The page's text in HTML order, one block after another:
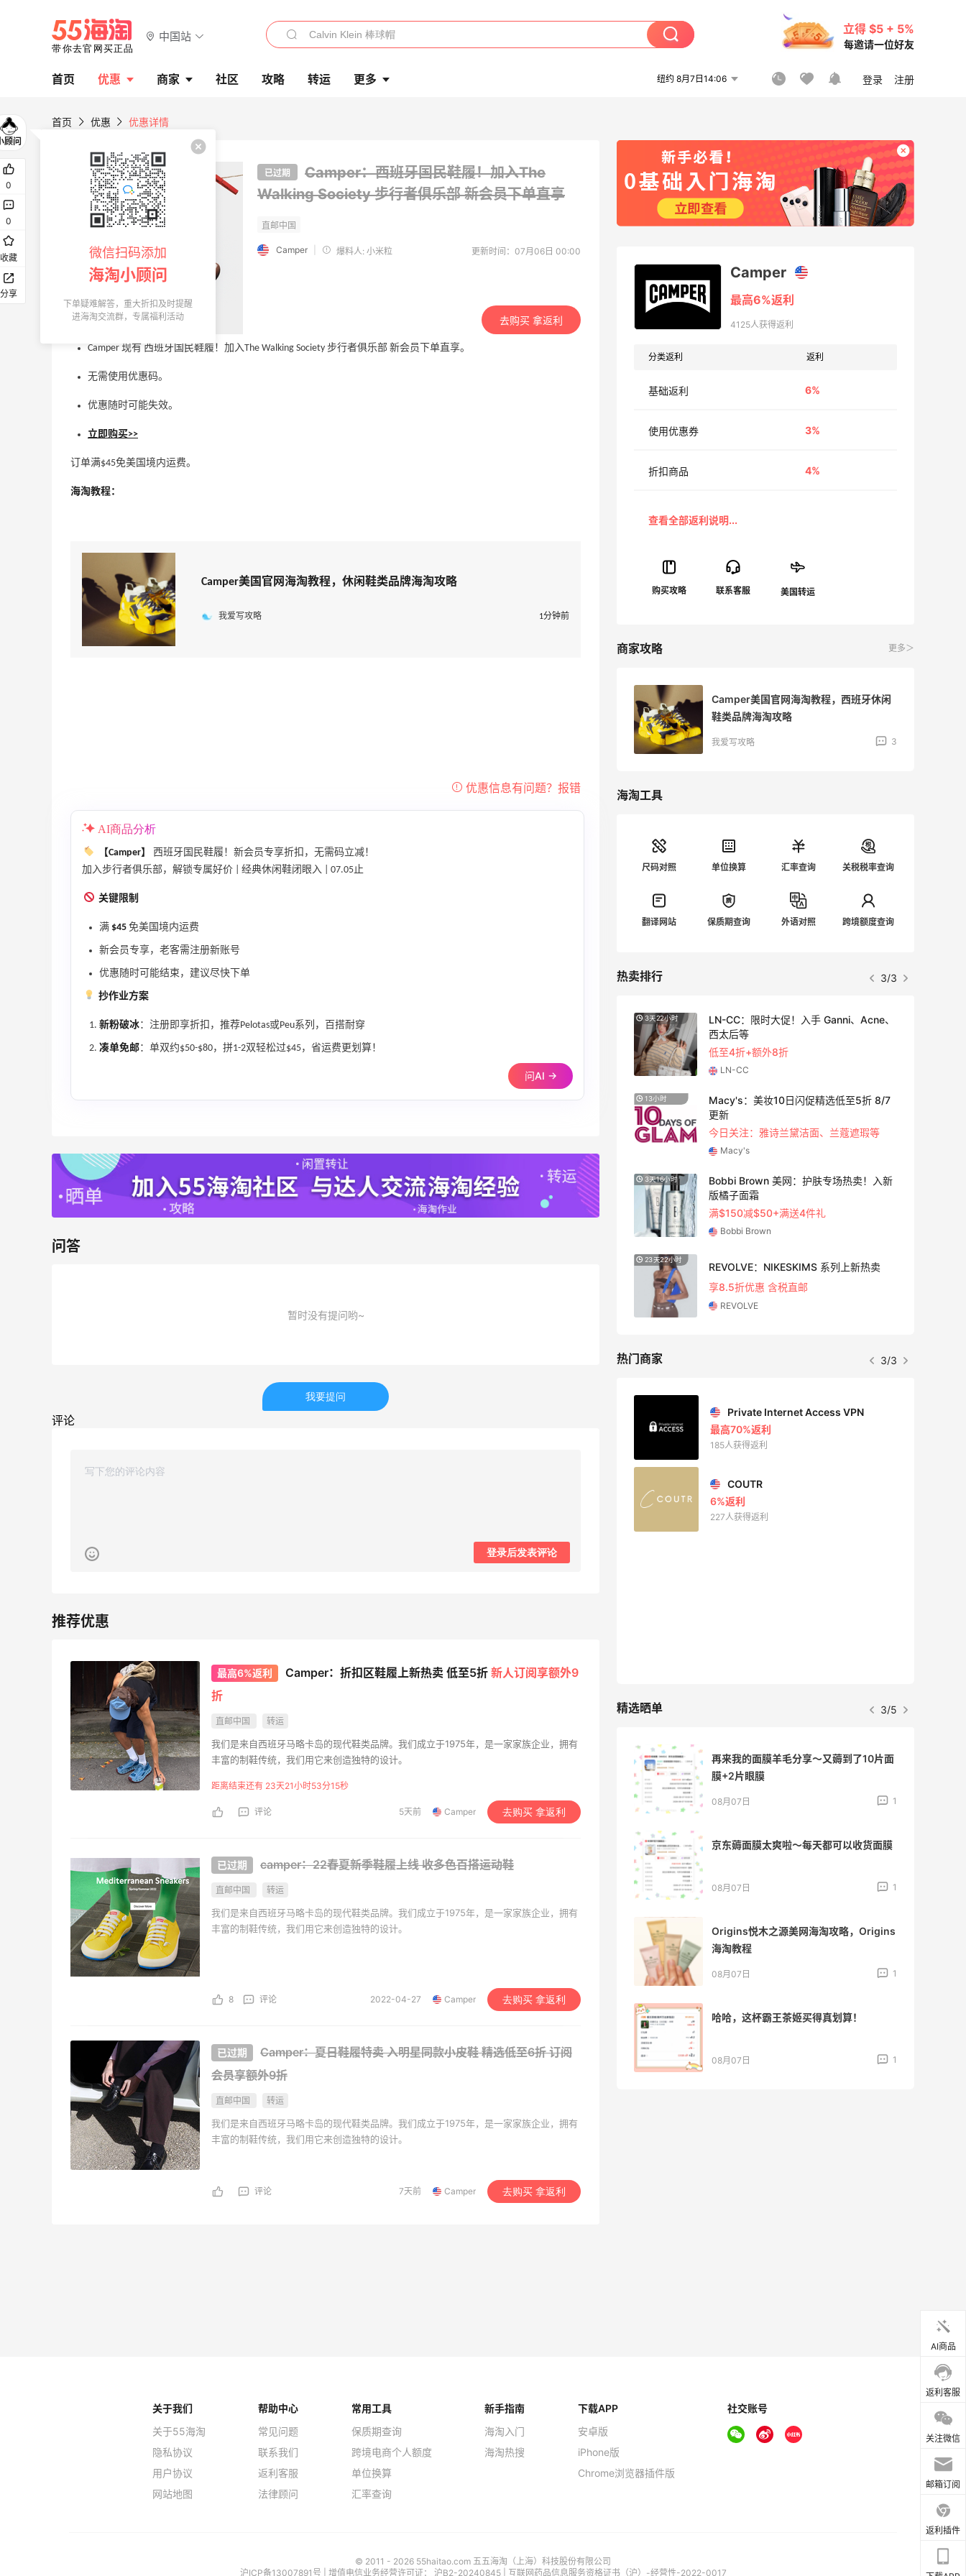
中国站
立得 $5 + 5%
每邀请一位好友
首页 优惠 商家 社区 攻略 转运 更多 纽约 8月7日14:06 登录 注册
首页 优惠 优惠详情
已过期
Camper：西班牙国民鞋履！加入The
Walking Society 步行者俱乐部新会员下单直享
Camper 爆料人: 小米粒 更新时间：07月06日 00:00
去购买 拿返利
Camper 现有 西班牙国民鞋履！加入The Walking Society 步行者俱乐部 新会员下单直享。
无需使用优惠码。
优惠随时可能失效。
立即购买>>
订单满$45免美国境内运费。
海淘教程：
Camper美国官网海淘教程，休闲鞋类品牌海淘攻略
我爱写攻略 1分钟前
AI商品分析
【Camper】
西班牙国民鞋履！新会员专享折扣，无需码立减！
加入步行者俱乐部，解锁专属好价 | 经典休闲鞋闭眼入 | 07.05止
关键限制
满 $45 免美国境内运费
新会员专享，老客需注册新账号
优惠随时可能结束，建议尽快下单
抄作业方案
新粉破冰：注册即享折扣，推荐Pelotas或Peu系列，百搭耐穿
凑单免邮：单双约$50-$80，拼1-2双轻松过$45，省运费更划算！
问AI →
问答
暂时没有提问哟~
我要提问
评论
登录后发表评论
最高6%返利 Camper：折扣区鞋履上新热卖 低至5折 新人订阅享额外9
折
直邮中国 转运
我们是来自西班牙马略卡岛的现代鞋类品牌。我们成立于1975年，是一家家族企业，拥有
丰富的制鞋传统，我们用它来创造独特的设计。
距离结束还有 23天21小时53分14秒
评论 5天前 Camper 去购买 拿返利
camper：22春夏新季鞋履上线收多色百搭运动鞋
直邮中国 转运
我们是来自西班牙马略卡岛的现代鞋类品牌。我们成立于1975年，是一家家族企业，拥有
丰富的制鞋传统，我们用它来创造独特的设计。
8 评论 2022-04-27 Camper 去购买 拿返利
Camper：夏日鞋履特卖 入明星同款小皮鞋 精选低至6折订阅
会员享额外9折
直邮中国 转运
我们是来自西班牙马略卡岛的现代鞋类品牌。我们成立于1975年，是一家家族企业，拥有
丰富的制鞋传统，我们用它来创造独特的设计。
评论 7天前 Camper 去购买 拿返利
Camper
最高6%返利
4125人获得返利
分类返利 返利
基础返利 6%
使用优惠券 3%
折扣商品 4%
美国转运
商家攻略 更多＞
Camper美国官网海淘教程，西班牙休闲
鞋类品牌海淘攻略
我爱写攻略 3
海淘工具
尺码对照 单位换算 汇率查询 关税税率查询
翻译网站 保质期查询 外语对照 跨境额度查询
热卖排行 3/3
【55专享】Bobbi Brown 美网：美妆礼
满赠正装橘子眼霜+精华唇蜜等好礼
2天10小时
Bloomingdales：时尚热卖！入手珑骧、
2天22小时
iHerb ：88全球好物节！选购日常保健、
健身补剂、护肤洗护等
无门槛7.5折
5天10小时
Columbia Sportswear
2天10小时
Bloomingdales：美妆大促！入手 Dior、
10天4小时
Mytheresa：折扣区时尚上新热卖 关注
TOTEME、ZIMMERMAN 等
享额外9折
3天22小时
LN-CC：限时大促！入手 Ganni、Acne、
西太后等
低至4折+额外8折
LN-CC
13小时
Macy's：美妆10日闪促精选低至5折 8/7
更新
今日关注：雅诗兰黛洁面、兰蔻遮瑕等
Macy's
3天16小时
Bobbi Brown 美网：护肤专场热卖！入新
版橘子面霜
满$150减$50+满送4件礼
Bobbi Brown
23天22小时
REVOLVE：NIKESKIMS 系列上新热卖
享8.5折优惠 含税直邮
REVOLVE
热门商家 3/3
510人获得返利
TIMEBEAM (US)
Private Internet Access VPN
最高70%返利
185人获得返利
COUTR
6%返利
227人获得返利
精选晒单 3/5
亮亮的发夹再买两个！走了55有额外的返
利到账！
08月07日
为了这家烧烤，我必然还要再去新疆
08月07日
08月07日 1 08月07日
再来我的面膜羊毛分享～又薅到了10片面
膜+2片眼膜
08月07日 1
京东薅面膜太爽啦～每天都可以收货面膜
08月07日 1
Origins悦木之源美网海淘攻略，Origins
海淘教程
08月07日 1
哈哈，这杯霸王茶姬买得真划算！
08月07日 1
0
0
收藏
分享
AI商品
返利客服
关注微信
邮箱订阅
返利插件
关于我们
关于55海淘
隐私协议
用户协议
网站地图
帮助中心
常见问题
联系我们
返利客服
法律顾问
常用工具
保质期查询
跨境电商个人额度
单位换算
汇率查询
新手指南
海淘入门
海淘热搜
下载APP
安卓版
iPhone版
Chrome浏览器插件版
社交账号
© 2011 - 2026 55haitao.com 五五海淘（上海）科技股份有限公司
沪ICP备13007891号
| 增值电信业务经营许可证： 沪B2-20240845 互联网药品信息服务资格证书（沪）-经营性-2022-0017
微信扫码添加
海淘小顾问
下单疑难解答，重大折扣及时提醒
进海淘交流群，专属福利活动